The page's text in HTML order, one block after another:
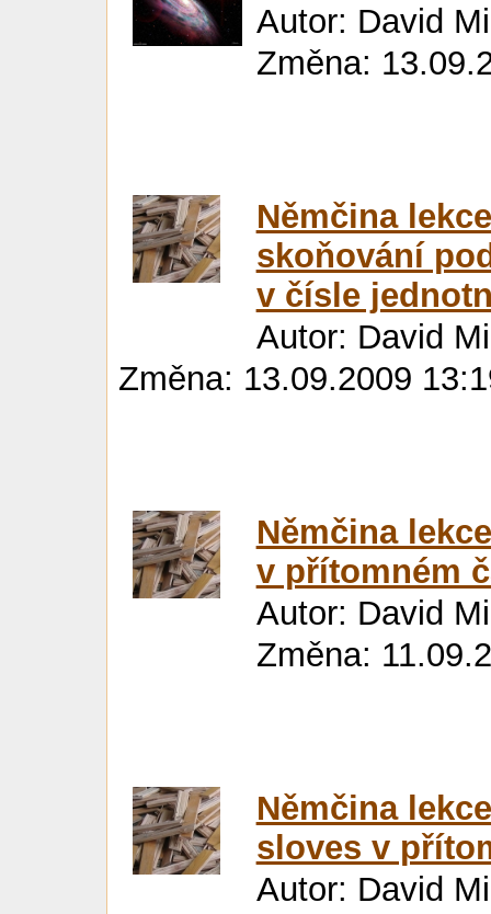
Autor: David
Změna:
Němčina
skoňování
v čísle
Autor: David
Změna: 13.09.2009
Němčina
v přítomném
Autor: David
Změna:
Němčina
sloves v
Autor: David